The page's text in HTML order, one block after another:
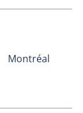
Montréal